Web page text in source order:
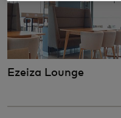
Ezeiza Lounge